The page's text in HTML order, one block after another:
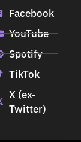
Facebook
YouTube
Spotify
TikTok
X (ex-
Twitter)